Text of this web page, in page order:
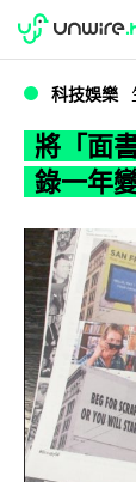
WWDC 2026
科技娛樂
將「面
錄一年